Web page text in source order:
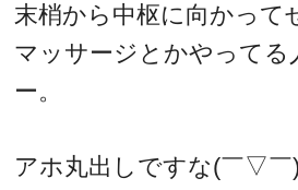
末梢から中枢に向かって
マッサージとかやってる
ー。
アホ丸出しですな(￣▽￣)